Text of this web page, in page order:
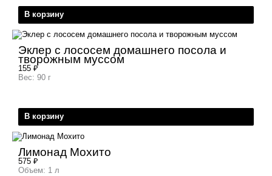
В корзину
Эклер с лососем домашнего посола и
творожным муссом
155 ₽
Вес: 90 г
В корзину
Лимонад Мохито
575 ₽
Объем: 1 л